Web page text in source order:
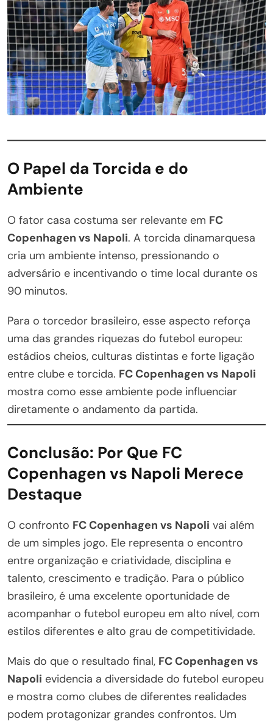
O Papel da Torcida e do
Ambiente
O fator casa costuma ser relevante em FC
Copenhagen vs Napoli. A torcida dinamarquesa
cria um ambiente intenso, pressionando o
adversário e incentivando o time local durante os
90 minutos.
Para o torcedor brasileiro, esse aspecto reforça
uma das grandes riquezas do futebol europeu:
estádios cheios, culturas distintas e forte ligação
entre clube e torcida. FC Copenhagen vs Napoli
mostra como esse ambiente pode influenciar
diretamente o andamento da partida.
Conclusão: Por Que FC
Copenhagen vs Napoli Merece
Destaque
O confronto FC Copenhagen vs Napoli vai além
de um simples jogo. Ele representa o encontro
entre organização e criatividade, disciplina e
talento, crescimento e tradição. Para o público
brasileiro, é uma excelente oportunidade de
acompanhar o futebol europeu em alto nível, com
estilos diferentes e alto grau de competitividade.
Mais do que o resultado final, FC Copenhagen vs
Napoli evidencia a diversidade do futebol europeu
e mostra como clubes de diferentes realidades
podem protagonizar grandes confrontos. Um